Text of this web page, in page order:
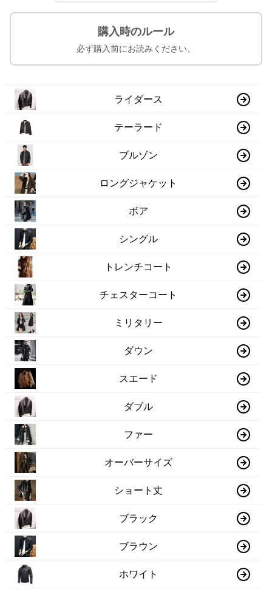
購入時のルール
必ず購入前にお読みください。
ライダース
テーラード
ブルゾン
ロングジャケット
ボア
シングル
トレンチコート
チェスターコート
ミリタリー
ダウン
スエード
ダブル
ファー
オーバーサイズ
ショート丈
ブラック
ブラウン
ホワイト